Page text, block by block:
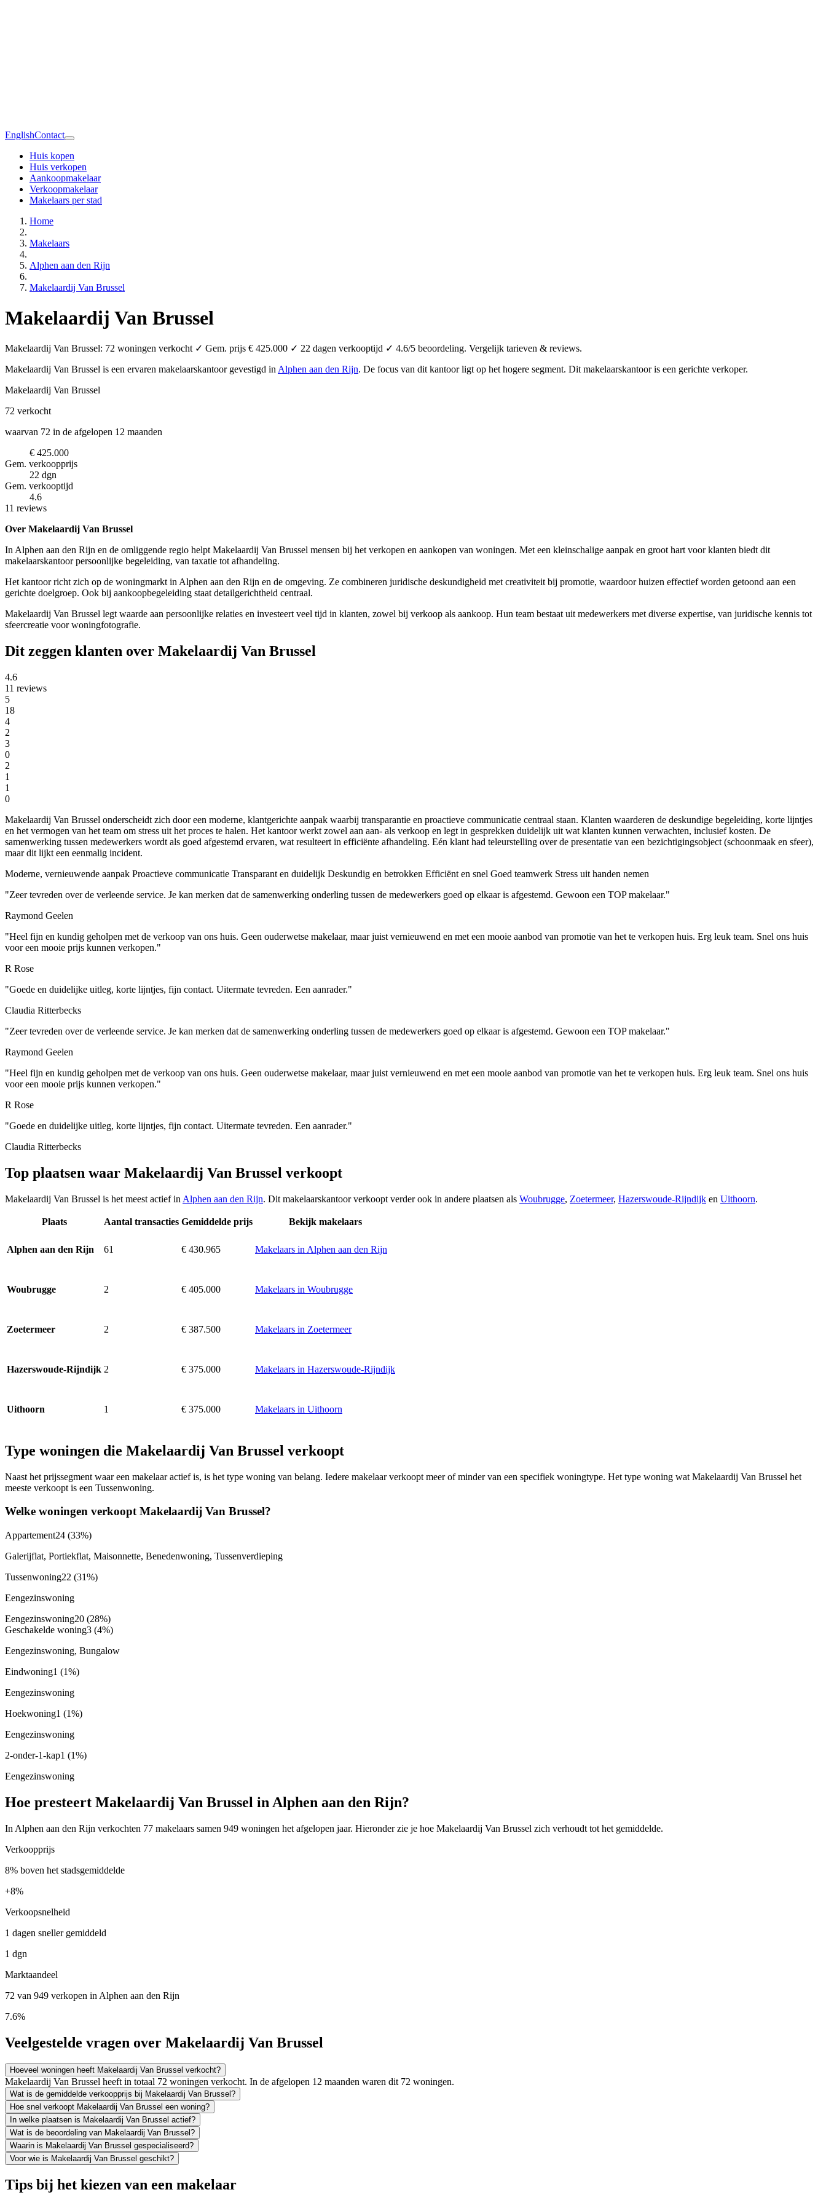
EnglishContact
Huis kopen
Huis verkopen
Aankoopmakelaar
Verkoopmakelaar
Makelaars per stad
Home
Makelaars
Alphen aan den Rijn
Makelaardij Van Brussel
Makelaardij Van Brussel
Makelaardij Van Brussel: 72 woningen verkocht ✓ Gem. prijs € 425.000 ✓ 22 dagen verkooptijd ✓ 4.6/5 beoordeling. Vergelijk tarieven & reviews.
Makelaardij Van Brussel is een ervaren makelaarskantoor gevestigd in Alphen aan den Rijn. De focus van dit kantoor ligt op het hogere segment. Dit makelaarskantoor is een gerichte verkoper.
Makelaardij Van Brussel
72 verkocht
waarvan 72 in de afgelopen 12 maanden
€ 425.000
Gem. verkoopprijs
22 dgn
Gem. verkooptijd
4.6
11 reviews
Over Makelaardij Van Brussel
In Alphen aan den Rijn en de omliggende regio helpt Makelaardij Van Brussel mensen bij het verkopen en aankopen van woningen. Met een kleinschalige aanpak en groot hart voor klanten biedt dit
makelaarskantoor persoonlijke begeleiding, van taxatie tot afhandeling.
Het kantoor richt zich op de woningmarkt in Alphen aan den Rijn en de omgeving. Ze combineren juridische deskundigheid met creativiteit bij promotie, waardoor huizen effectief worden getoond aan een
gerichte doelgroep. Ook bij aankoopbegeleiding staat detailgerichtheid centraal.
Makelaardij Van Brussel legt waarde aan persoonlijke relaties en investeert veel tijd in klanten, zowel bij verkoop als aankoop. Hun team bestaat uit medewerkers met diverse expertise, van juridische kennis tot
sfeercreatie voor woningfotografie.
Dit zeggen klanten over Makelaardij Van Brussel
4.6
11 reviews
5
18
4
2
3
0
2
1
1
0
Makelaardij Van Brussel onderscheidt zich door een moderne, klantgerichte aanpak waarbij transparantie en proactieve communicatie centraal staan. Klanten waarderen de deskundige begeleiding, korte lijntjes
en het vermogen van het team om stress uit het proces te halen. Het kantoor werkt zowel aan aan- als verkoop en legt in gesprekken duidelijk uit wat klanten kunnen verwachten, inclusief kosten. De
samenwerking tussen medewerkers wordt als goed afgestemd ervaren, wat resulteert in efficiënte afhandeling. Eén klant had teleurstelling over de presentatie van een bezichtigingsobject (schoonmaak en sfeer),
maar dit lijkt een eenmalig incident.
Moderne, vernieuwende aanpak Proactieve communicatie Transparant en duidelijk Deskundig en betrokken Efficiënt en snel Goed teamwerk Stress uit handen nemen
"Zeer tevreden over de verleende service. Je kan merken dat de samenwerking onderling tussen de medewerkers goed op elkaar is afgestemd. Gewoon een TOP makelaar."
Raymond Geelen
"Heel fijn en kundig geholpen met de verkoop van ons huis. Geen ouderwetse makelaar, maar juist vernieuwend en met een mooie aanbod van promotie van het te verkopen huis. Erg leuk team. Snel ons huis
voor een mooie prijs kunnen verkopen."
R Rose
"Goede en duidelijke uitleg, korte lijntjes, fijn contact. Uitermate tevreden. Een aanrader."
Claudia Ritterbecks
"Zeer tevreden over de verleende service. Je kan merken dat de samenwerking onderling tussen de medewerkers goed op elkaar is afgestemd. Gewoon een TOP makelaar."
Raymond Geelen
"Heel fijn en kundig geholpen met de verkoop van ons huis. Geen ouderwetse makelaar, maar juist vernieuwend en met een mooie aanbod van promotie van het te verkopen huis. Erg leuk team. Snel ons huis
voor een mooie prijs kunnen verkopen."
R Rose
"Goede en duidelijke uitleg, korte lijntjes, fijn contact. Uitermate tevreden. Een aanrader."
Claudia Ritterbecks
Top plaatsen waar Makelaardij Van Brussel verkoopt
Makelaardij Van Brussel is het meest actief in Alphen aan den Rijn. Dit makelaarskantoor verkoopt verder ook in andere plaatsen als Woubrugge, Zoetermeer, Hazerswoude-Rijndijk en Uithoorn.
Plaats Aantal transacties Gemiddelde prijs Bekijk makelaars
Alphen aan den Rijn 61 € 430.965 Makelaars in Alphen aan den Rijn
Woubrugge 2 € 405.000 Makelaars in Woubrugge
Zoetermeer 2 € 387.500 Makelaars in Zoetermeer
Hazerswoude-Rijndijk 2 € 375.000 Makelaars in Hazerswoude-Rijndijk
Uithoorn 1 € 375.000 Makelaars in Uithoorn
Type woningen die Makelaardij Van Brussel verkoopt
Naast het prijssegment waar een makelaar actief is, is het type woning van belang. Iedere makelaar verkoopt meer of minder van een specifiek woningtype. Het type woning wat Makelaardij Van Brussel het
meeste verkoopt is een Tussenwoning.
Welke woningen verkoopt Makelaardij Van Brussel?
Appartement24 (33%)
Galerijflat, Portiekflat, Maisonnette, Benedenwoning, Tussenverdieping
Tussenwoning22 (31%)
Eengezinswoning
Eengezinswoning20 (28%)
Geschakelde woning3 (4%)
Eengezinswoning, Bungalow
Eindwoning1 (1%)
Eengezinswoning
Hoekwoning1 (1%)
Eengezinswoning
2-onder-1-kap1 (1%)
Eengezinswoning
Hoe presteert Makelaardij Van Brussel in Alphen aan den Rijn?
In Alphen aan den Rijn verkochten 77 makelaars samen 949 woningen het afgelopen jaar. Hieronder zie je hoe Makelaardij Van Brussel zich verhoudt tot het gemiddelde.
Verkoopprijs
8% boven het stadsgemiddelde
+8%
Verkoopsnelheid
1 dagen sneller gemiddeld
1 dgn
Marktaandeel
72 van 949 verkopen in Alphen aan den Rijn
7.6%
Veelgestelde vragen over Makelaardij Van Brussel
Hoeveel woningen heeft Makelaardij Van Brussel verkocht?
Makelaardij Van Brussel heeft in totaal 72 woningen verkocht. In de afgelopen 12 maanden waren dit 72 woningen.
Wat is de gemiddelde verkoopprijs bij Makelaardij Van Brussel?
Hoe snel verkoopt Makelaardij Van Brussel een woning?
In welke plaatsen is Makelaardij Van Brussel actief?
Wat is de beoordeling van Makelaardij Van Brussel?
Waarin is Makelaardij Van Brussel gespecialiseerd?
Voor wie is Makelaardij Van Brussel geschikt?
Tips bij het kiezen van een makelaar